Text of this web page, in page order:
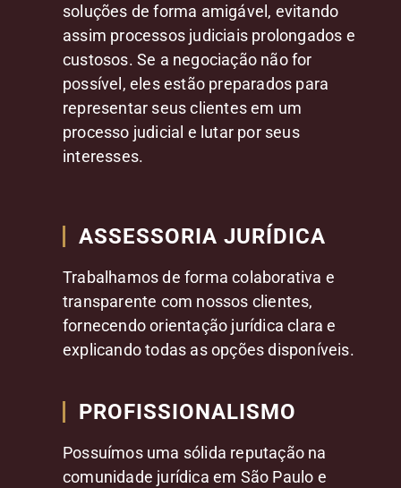
soluções de forma amigável, evitando
assim processos judiciais prolongados e
custosos. Se a negociação não for
possível, eles estão preparados para
representar seus clientes em um
processo judicial e lutar por seus
interesses.
ASSESSORIA JURÍDICA
Trabalhamos de forma colaborativa e
transparente com nossos clientes,
fornecendo orientação jurídica clara e
explicando todas as opções disponíveis.
PROFISSIONALISMO
Possuímos uma sólida reputação na
comunidade jurídica em São Paulo e